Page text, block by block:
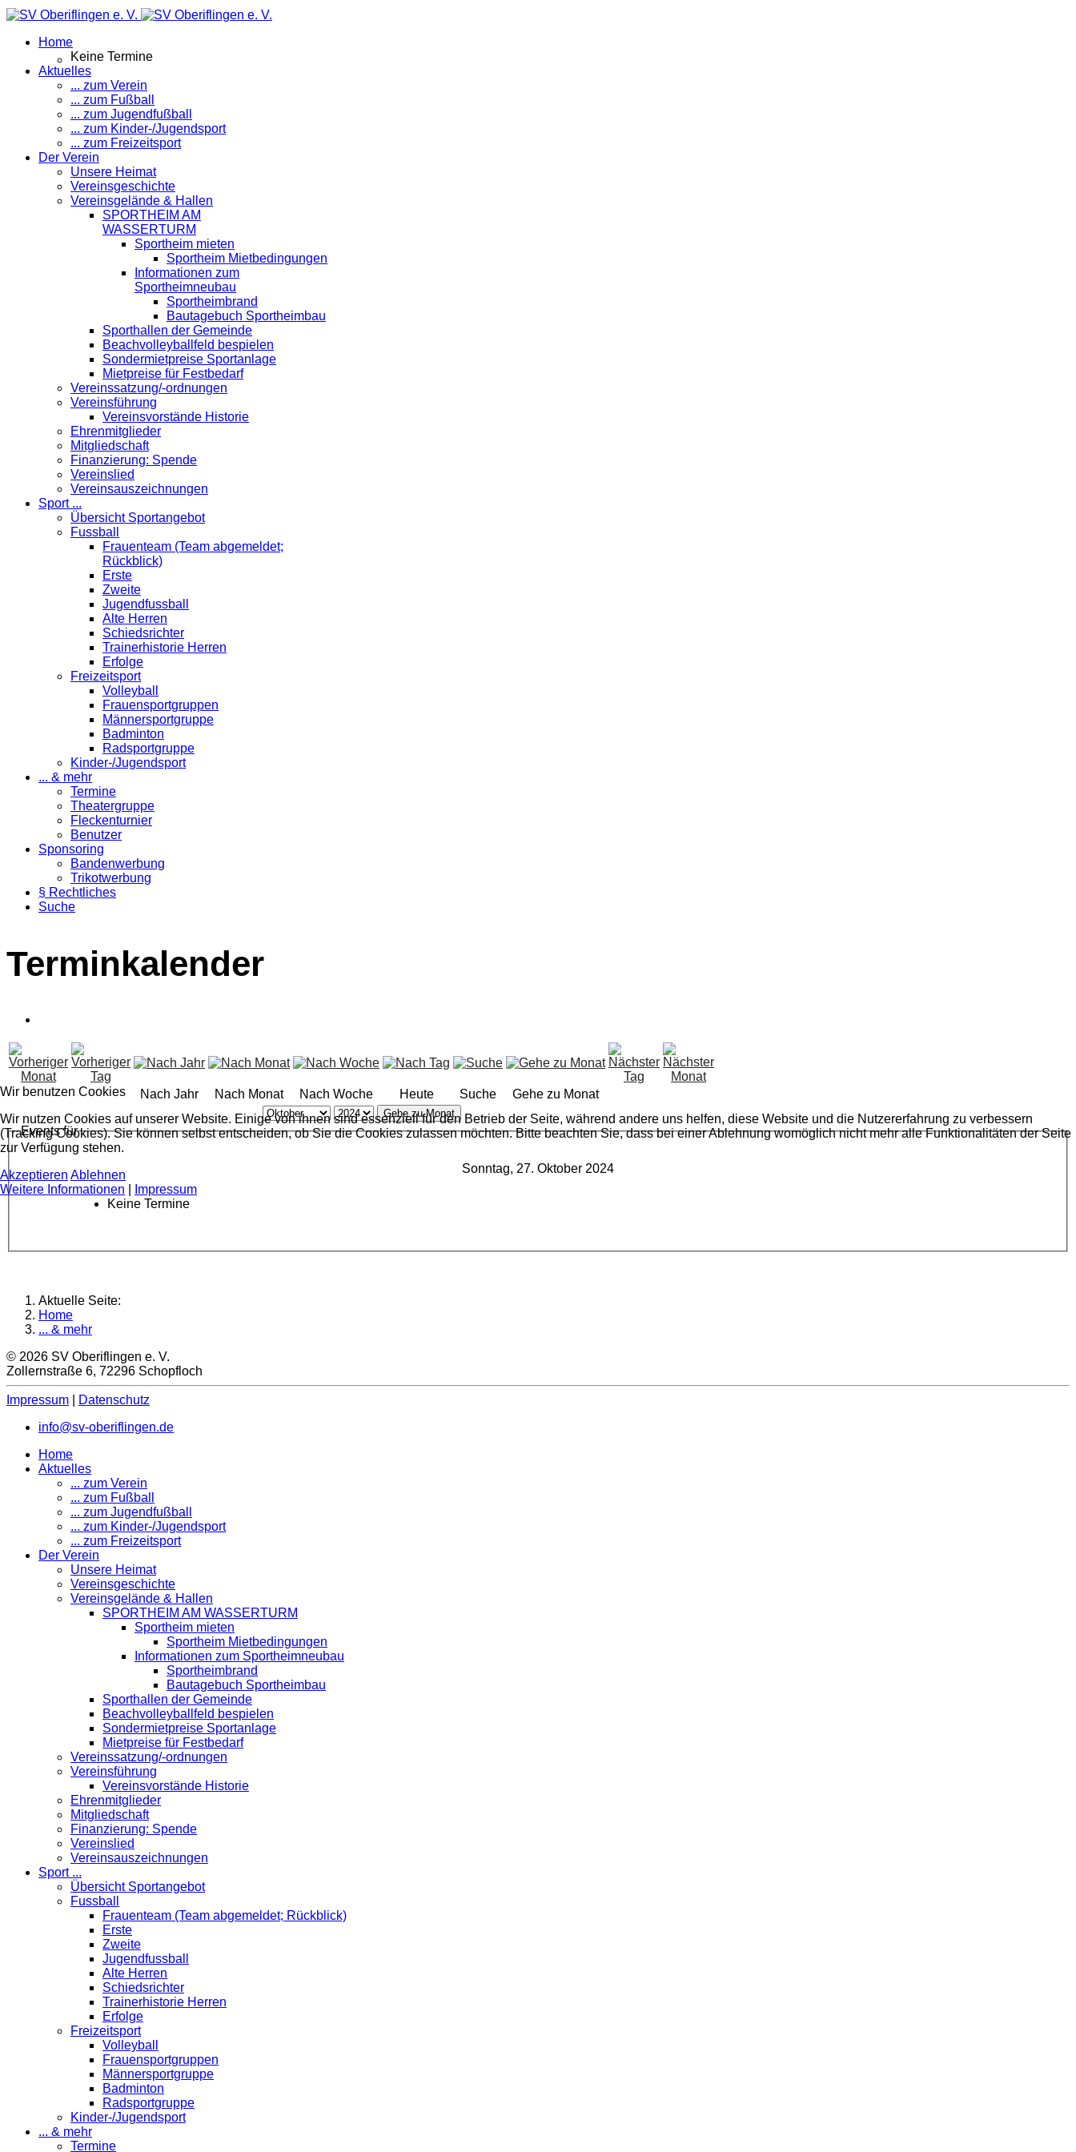
Home
Keine Termine
Aktuelles
... zum Verein
... zum Fußball
... zum Jugendfußball
... zum Kinder-/Jugendsport
... zum Freizeitsport
Der Verein
Unsere Heimat
Vereinsgeschichte
Vereinsgelände & Hallen
SPORTHEIM AM
WASSERTURM
Sportheim mieten
Sportheim Mietbedingungen
Informationen zum
Sportheimneubau
Sportheimbrand
Bautagebuch Sportheimbau
Sporthallen der Gemeinde
Beachvolleyballfeld bespielen
Sondermietpreise Sportanlage
Mietpreise für Festbedarf
Vereinssatzung/-ordnungen
Vereinsführung
Vereinsvorstände Historie
Ehrenmitglieder
Mitgliedschaft
Finanzierung: Spende
Vereinslied
Vereinsauszeichnungen
Sport ...
Übersicht Sportangebot
Fussball
Frauenteam (Team abgemeldet;
Rückblick)
Erste
Zweite
Jugendfussball
Alte Herren
Schiedsrichter
Trainerhistorie Herren
Erfolge
Freizeitsport
Volleyball
Frauensportgruppen
Männersportgruppe
Badminton
Radsportgruppe
Kinder-/Jugendsport
... & mehr
Termine
Theatergruppe
Fleckenturnier
Benutzer
Sponsoring
Bandenwerbung
Trikotwerbung
§ Rechtliches
Suche
Terminkalender
Nach Jahr Nach Monat Nach Woche Heute Suche Gehe zu Monat
Gehe zu Monat
Events für
Sonntag, 27. Oktober 2024
Keine Termine
Aktuelle Seite:
Home
... & mehr
© 2026 SV Oberiflingen e. V.
Zollernstraße 6, 72296 Schopfloch
Impressum
Datenschutz
info@sv-oberiflingen.de
Home
Aktuelles
... zum Verein
... zum Fußball
... zum Jugendfußball
... zum Kinder-/Jugendsport
... zum Freizeitsport
Der Verein
Unsere Heimat
Vereinsgeschichte
Vereinsgelände & Hallen
SPORTHEIM AM WASSERTURM
Sportheim mieten
Sportheim Mietbedingungen
Informationen zum Sportheimneubau
Sportheimbrand
Bautagebuch Sportheimbau
Sporthallen der Gemeinde
Beachvolleyballfeld bespielen
Sondermietpreise Sportanlage
Mietpreise für Festbedarf
Vereinssatzung/-ordnungen
Vereinsführung
Vereinsvorstände Historie
Ehrenmitglieder
Mitgliedschaft
Finanzierung: Spende
Vereinslied
Vereinsauszeichnungen
Sport ...
Übersicht Sportangebot
Fussball
Frauenteam (Team abgemeldet; Rückblick)
Erste
Zweite
Jugendfussball
Alte Herren
Schiedsrichter
Trainerhistorie Herren
Erfolge
Freizeitsport
Volleyball
Frauensportgruppen
Männersportgruppe
Badminton
Radsportgruppe
Kinder-/Jugendsport
... & mehr
Termine
Wir benutzen Cookies
Wir nutzen Cookies auf unserer Website. Einige von ihnen sind essenziell für den Betrieb der Seite, während andere uns helfen, diese Website und die Nutzererfahrung zu verbessern
(Tracking Cookies). Sie können selbst entscheiden, ob Sie die Cookies zulassen möchten. Bitte beachten Sie, dass bei einer Ablehnung womöglich nicht mehr alle Funktionalitäten der Seite
zur Verfügung stehen.
Akzeptieren Ablehnen
Weitere Informationen
Impressum